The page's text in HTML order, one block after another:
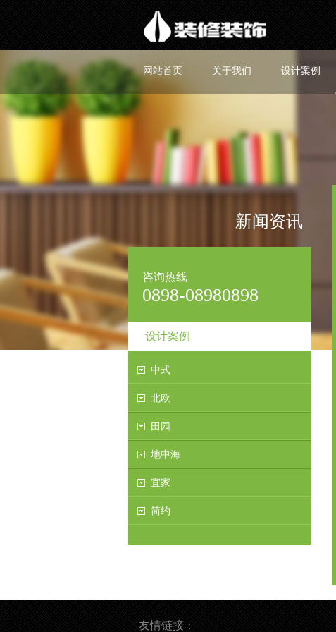
网站首页 关于我们 设计案例
新闻资讯
咨询热线
0898-08980898
设计案例
中式
北欧
田园
地中海
宜家
简约
友情链接：